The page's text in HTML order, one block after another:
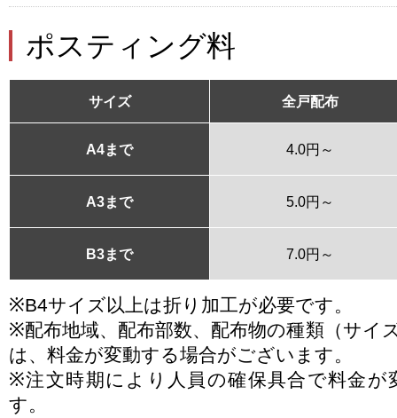
ポスティング料
サイズ 全戸配布
A4まで 4.0円～
A3まで 5.0円～
B3まで 7.0円～
※B4サイズ以上は折り加工が必要です。
※配布地域、配布部数、配布物の種類（サイ
は、料金が変動する場合がございます。
※注文時期により人員の確保具合で料金が
す。